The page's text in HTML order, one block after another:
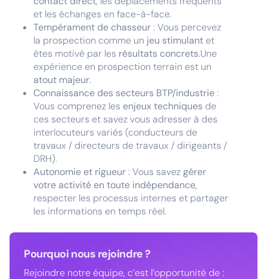
et les échanges en face-à-face.
Tempérament de chasseur: Vous percevez
la prospection comme un jeu stimulant et
êtes motivé par les résultats concrets.Une
expérience en prospection terrain est un
atout majeur.
Connaissance des secteurs BTP/industrie:
Vous comprenez les enjeux techniques de
ces secteurs et savez vous adresser à des
interlocuteurs variés (conducteurs de
travaux / directeurs de travaux / dirigeants /
DRH).
Autonomie et rigueur: Vous savezgérer
votre activité en toute indépendance,
respecter les processus internes et partager
les informations en temps réel.
Pourquoi nous rejoindre ?
Rejoindre notre équipe, c’est l’opportunité de :